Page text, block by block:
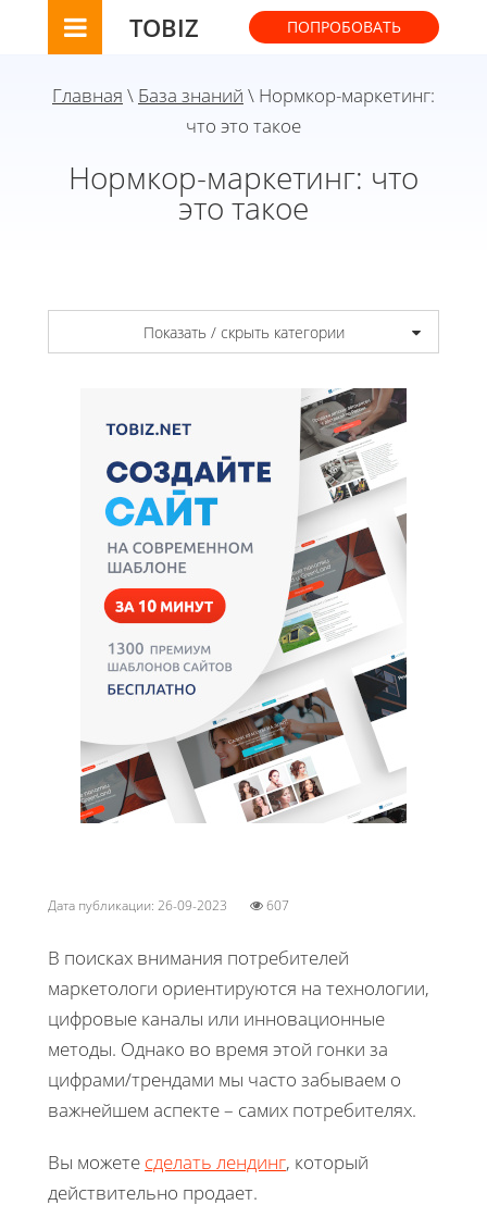
TOBIZ ПОПРОБОВАТЬ
Главная \ База знаний \ Нормкор-маркетинг:
что это такое
Нормкор-маркетинг: что
это такое
Показать / скрыть категории
Дата публикации: 26-09-2023 607
В поисках внимания потребителей
маркетологи ориентируются на технологии,
цифровые каналы или инновационные
методы. Однако во время этой гонки за
цифрами/трендами мы часто забываем о
важнейшем аспекте – самих потребителях.
Вы можете сделать лендинг, который
действительно продает.